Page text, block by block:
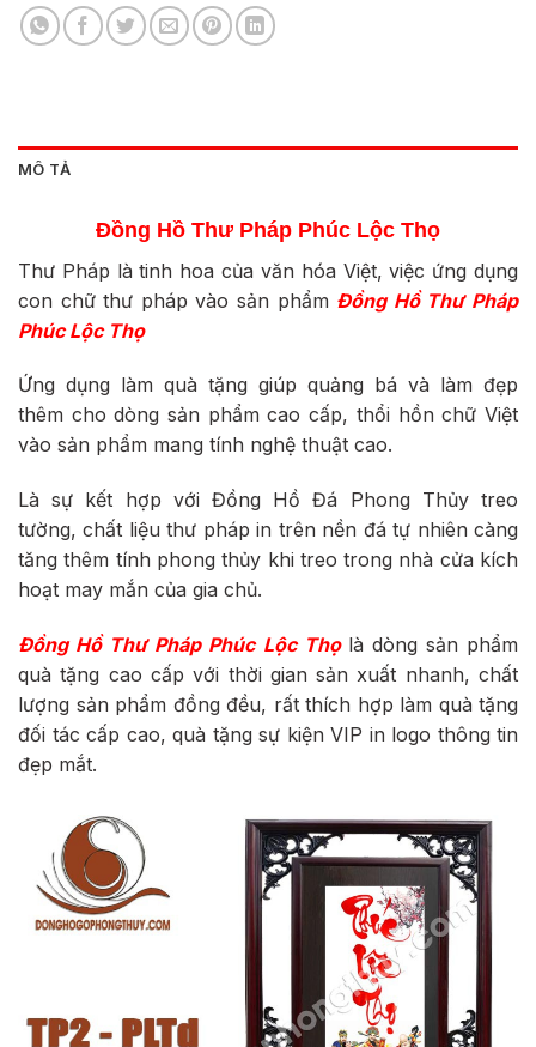
MÔ TẢ
Đồng Hồ Thư Pháp Phúc Lộc Thọ
Thư Pháp là tinh hoa của văn hóa Việt, việc ứng dụng
con chữ thư pháp vào sản phẩm Đồng Hồ Thư Pháp
PhúcLộc Thọ
Ứng dụng làm quà tặng giúp quảng bá và làm đẹp
thêm cho dòng sản phẩm cao cấp, thổi hồn chữ Việt
vào sản phẩm mang tính nghệ thuật cao.
Là sự kết hợp với Đồng Hồ Đá Phong Thủy treo
tường, chất liệu thư pháp in trên nền đá tự nhiên càng
tăng thêm tính phong thủy khi treo trong nhà cửa kích
hoạt may mắn của gia chủ.
Đồng Hồ Thư Pháp PhúcLộc Thọ là dòng sản phẩm
quà tặng cao cấp với thời gian sản xuất nhanh, chất
lượng sản phẩm đồng đều, rất thích hợp làm quà tặng
đối tác cấp cao, quà tặng sự kiện VIP in logo thông tin
đẹp mắt.